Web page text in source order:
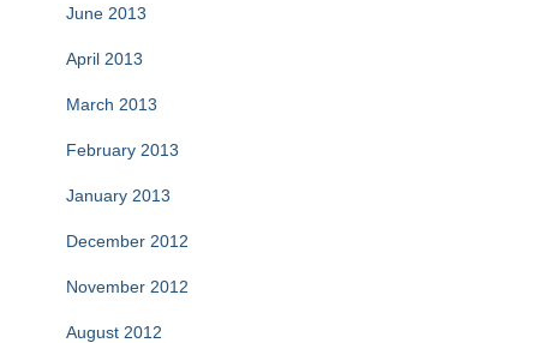
June 2013
April 2013
March 2013
February 2013
January 2013
December 2012
November 2012
August 2012